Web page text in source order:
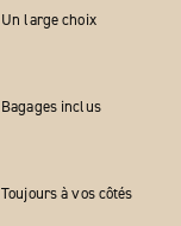
Un large choix
Bagages inclus
Toujours à vos côtés